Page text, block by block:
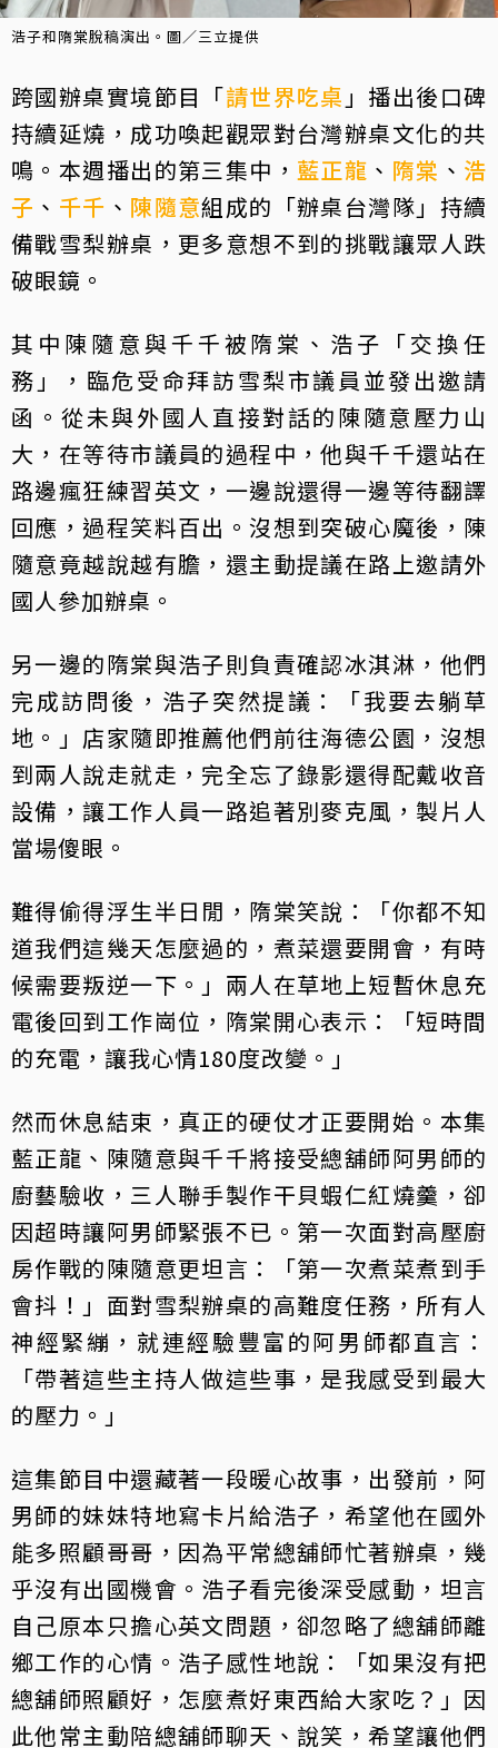
浩子和隋棠脫稿演出。圖／三立提供
跨國辦桌實境節目「請世界吃桌 」播出後口碑
持續延燒，成功喚起觀眾對台灣辦桌文化的共
鳴。本週播出的第三集中，藍正龍 、 隋棠 、 浩
子 、 千千 、 陳隨意組成的「辦桌台灣隊」持續
備戰雪梨辦桌，更多意想不到的挑戰讓眾人跌
破眼鏡。
其中陳隨意與千千被隋棠、浩子「交換任
務」，臨危受命拜訪雪梨市議員並發出邀請
函。從未與外國人直接對話的陳隨意壓力山
大，在等待市議員的過程中，他與千千還站在
路邊瘋狂練習英文，一邊說還得一邊等待翻譯
回應，過程笑料百出。沒想到突破心魔後，陳
隨意竟越說越有膽，還主動提議在路上邀請外
國人參加辦桌。
另一邊的隋棠與浩子則負責確認冰淇淋，他們
完成訪問後，浩子突然提議：「我要去躺草
地。」店家隨即推薦他們前往海德公園，沒想
到兩人說走就走，完全忘了錄影還得配戴收音
設備，讓工作人員一路追著別麥克風，製片人
當場傻眼。
難得偷得浮生半日閒，隋棠笑說：「你都不知
道我們這幾天怎麼過的，煮菜還要開會，有時
候需要叛逆一下。」兩人在草地上短暫休息充
電後回到工作崗位，隋棠開心表示：「短時間
的充電，讓我心情180度改變。」
然而休息結束，真正的硬仗才正要開始。本集
藍正龍、陳隨意與千千將接受總舖師阿男師的
廚藝驗收，三人聯手製作干貝蝦仁紅燒羹，卻
因超時讓阿男師緊張不已。第一次面對高壓廚
房作戰的陳隨意更坦言：「第一次煮菜煮到手
會抖！」面對雪梨辦桌的高難度任務，所有人
神經緊繃，就連經驗豐富的阿男師都直言：
「帶著這些主持人做這些事，是我感受到最大
的壓力。」
這集節目中還藏著一段暖心故事，出發前，阿
男師的妹妹特地寫卡片給浩子，希望他在國外
能多照顧哥哥，因為平常總舖師忙著辦桌，幾
乎沒有出國機會。浩子看完後深受感動，坦言
自己原本只擔心英文問題，卻忽略了總舖師離
鄉工作的心情。浩子感性地說：「如果沒有把
總舖師照顧好，怎麼煮好東西給大家吃？」因
此他常主動陪總舖師聊天、說笑，希望讓他們